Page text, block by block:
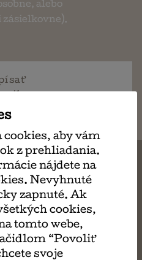
alebo
zásielkovne).
VÁM TIEŽ
cookies, aby vám
z prehliadania.
nájdete na
Nevyhnuté
zapnuté. Ak
cookies,
tomto webe,
“Povoliť
svoje